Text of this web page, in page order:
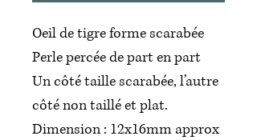
Oeil de tigre forme scarabée
Perle percée de part en part
Un côté taille scarabée, l’autre
côté non taillé et plat.
Dimension : 12x16mm approx